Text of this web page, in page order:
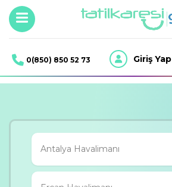
0(850) 850 52 73 Giriş Yap